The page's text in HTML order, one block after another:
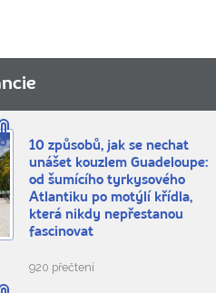
10 způsobů, jak se nechat
unášet kouzlem Guadeloupe:
od šumícího tyrkysového
Atlantiku po motýlí křídla,
která nikdy nepřestanou
fascinovat
920 přečtení